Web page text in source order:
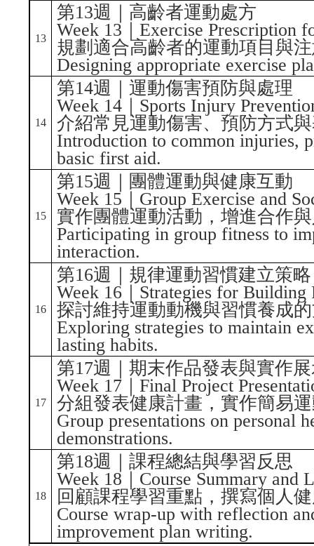
13
第13週｜高齡者運動處方
Week 13｜Exercise Prescription
規劃適合高齡者的運動項目與
Designing appropriate exercise
14
第14週｜運動傷害預防與處理
Week 14｜Sports Injury
介紹常見運動傷害、預防方式
Introduction to common injuries,
basic first aid.
15
第15週｜團體運動與健康互動
Week 15｜Group Exercise and
實作團體運動活動，增進合作
Participating in group fitness to
interaction.
16
第16週｜規律運動習慣建立策略
Week 16｜Strategies for Building
探討維持運動動機與習慣養成
Exploring strategies to maintain
lasting habits.
17
第17週｜期末作品發表與實作
Week 17｜Final Project
分組發表健康計畫，實作簡易
Group presentations on personal
demonstrations.
18
第18週｜課程總結與學習反思
Week 18｜Course Summary and
回顧課程學習重點，撰寫個人
Course wrap-up with reflection
improvement plan writing.